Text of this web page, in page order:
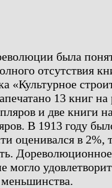
была
отсутствия
«Культурное
13 книг
и две книги
В 1913 году
оценивался в 2%,
могло